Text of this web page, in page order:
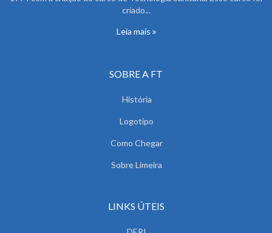
criado...
Leia mais
SOBRE A FT
História
Logotipo
Como Chegar
Sobre Limeira
LINKS ÚTEIS